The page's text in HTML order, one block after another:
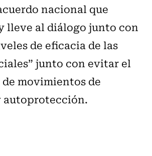
nacional que
lleve al diálogo junto con
de eficacia de las
junto con evitar el
movimientos de